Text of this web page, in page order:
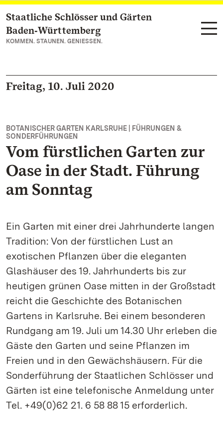
Zum Hauptinhalt springen
Staatliche Schlösser und Gärten
Baden‑Württemberg
KOMMEN. STAUNEN. GENIESSEN.
Freitag, 10. Juli 2020
BOTANISCHER GARTEN KARLSRUHE | FÜHRUNGEN &
SONDERFÜHRUNGEN
Vom fürstlichen Garten zur
Oase in der Stadt. Führung
am Sonntag
Ein Garten mit einer drei Jahrhunderte langen
Tradition: Von der fürstlichen Lust an
exotischen Pflanzen über die eleganten
Glashäuser des 19. Jahrhunderts bis zur
heutigen grünen Oase mitten in der Großstadt
reicht die Geschichte des Botanischen
Gartens in Karlsruhe. Bei einem besonderen
Rundgang am 19. Juli um 14.30 Uhr erleben die
Gäste den Garten und seine Pflanzen im
Freien und in den Gewächshäusern. Für die
Sonderführung der Staatlichen Schlösser und
Gärten ist eine telefonische Anmeldung unter
Tel. +49(0)62 21. 6 58 88 15 erforderlich.